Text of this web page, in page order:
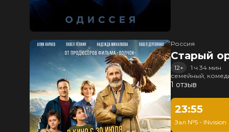
Россия
Старый
12+
1 ч 34 мин
семейный,
1 отзыв
23:55
Зал №5 - INvision